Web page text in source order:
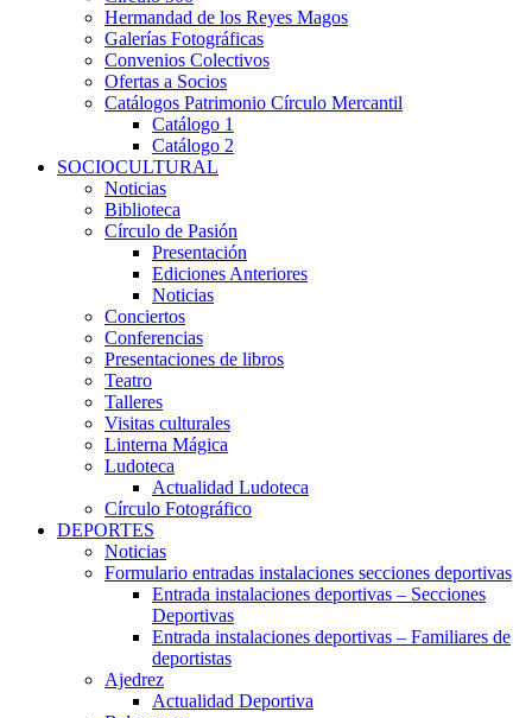
Hermandad de los Reyes Magos
Galerías Fotográficas
Convenios Colectivos
Ofertas a Socios
Catálogos Patrimonio Círculo Mercantil
Catálogo 1
Catálogo 2
SOCIOCULTURAL
Noticias
Biblioteca
Círculo de Pasión
Presentación
Ediciones Anteriores
Noticias
Conciertos
Conferencias
Presentaciones de libros
Teatro
Talleres
Visitas culturales
Linterna Mágica
Ludoteca
Actualidad Ludoteca
Círculo Fotográfico
DEPORTES
Noticias
Formulario entradas instalaciones secciones deportivas
Entrada instalaciones deportivas – Secciones
Deportivas
Entrada instalaciones deportivas – Familiares de
deportistas
Ajedrez
Actualidad Deportiva